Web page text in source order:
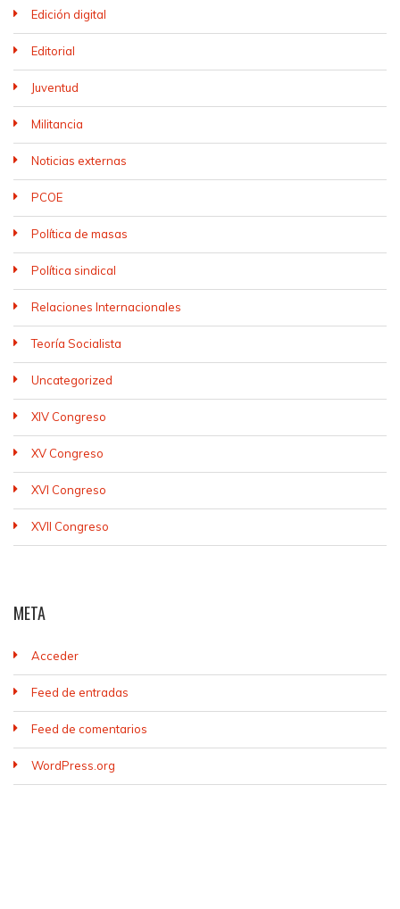
Edición digital
Editorial
Juventud
Militancia
Noticias externas
PCOE
Política de masas
Política sindical
Relaciones Internacionales
Teoría Socialista
Uncategorized
XIV Congreso
XV Congreso
XVI Congreso
XVII Congreso
META
Acceder
Feed de entradas
Feed de comentarios
WordPress.org